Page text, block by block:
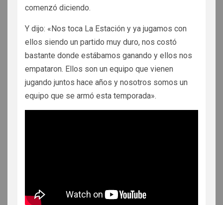
comenzó diciendo.
Y dijo: «Nos toca La Estación y ya jugamos con
ellos siendo un partido muy duro, nos costó
bastante donde estábamos ganando y ellos nos
empataron. Ellos son un equipo que vienen
jugando juntos hace años y nosotros somos un
equipo que se armó esta temporada».